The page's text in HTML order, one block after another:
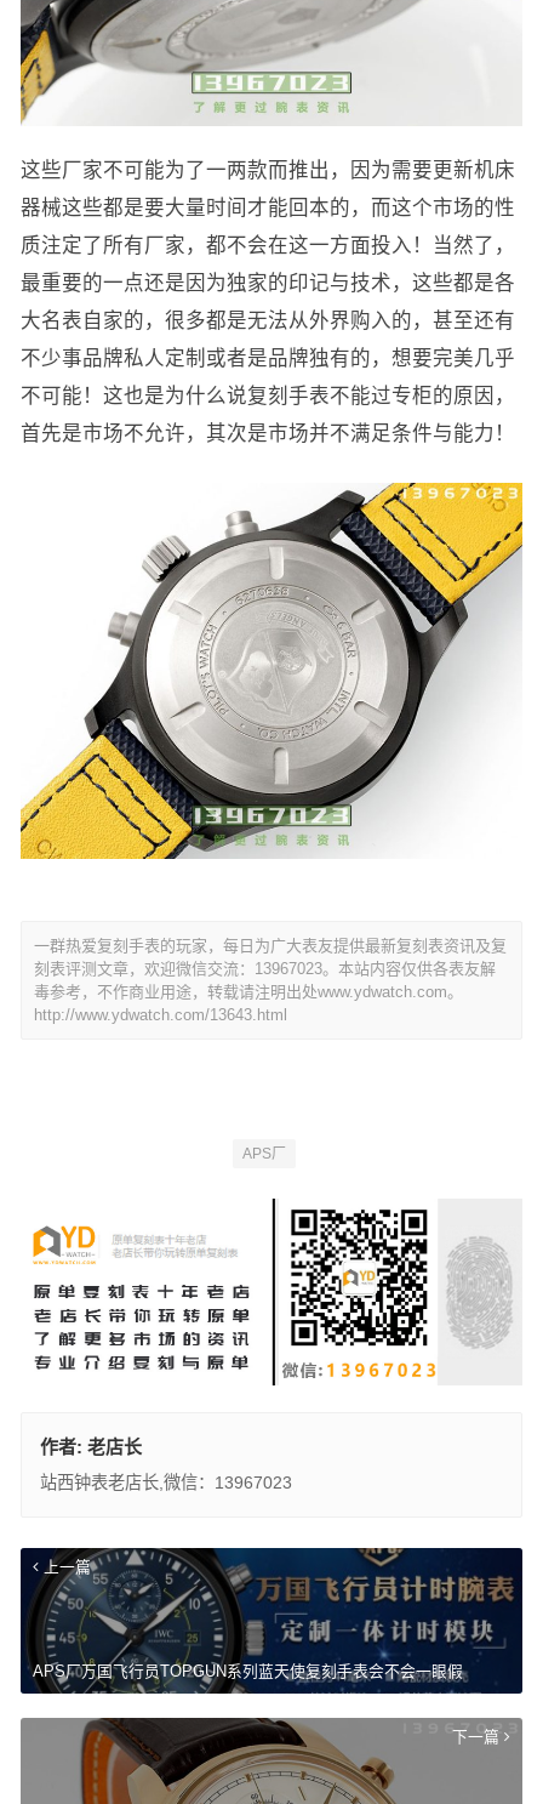
这些厂家不可能为了一两款而推出，因为需要更新机床
器械这些都是要大量时间才能回本的，而这个市场的性
质注定了所有厂家，都不会在这一方面投入！当然了，
最重要的一点还是因为独家的印记与技术，这些都是各
大名表自家的，很多都是无法从外界购入的，甚至还有
不少事品牌私人定制或者是品牌独有的，想要完美几乎
不可能！这也是为什么说复刻手表不能过专柜的原因，
首先是市场不允许，其次是市场并不满足条件与能力！
一群热爱复刻手表的玩家，每日为广大表友提供最新复刻表资讯及复
刻表评测文章，欢迎微信交流：13967023。本站内容仅供各表友解
毒参考，不作商业用途，转载请注明出处www.ydwatch.com。
http://www.ydwatch.com/13643.html
APS厂
作者: 老店长
站西钟表老店长,微信：13967023
上一篇
APS厂万国飞行员TOPGUN系列蓝天使复刻手表会不会一眼假
下一篇